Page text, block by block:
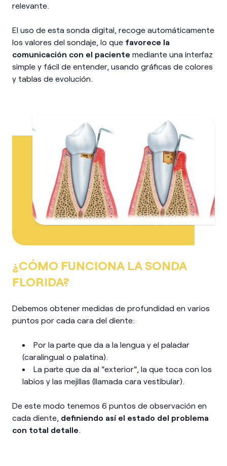
relevante.
El uso de esta sonda digital, recoge automáticamente
los valores del sondaje, lo que favorece la
comunicación con el paciente mediante una interfaz
simple y fácil de entender, usando gráficas de colores
y tablas de evolución.
¿CÓMO FUNCIONA LA SONDA
FLORIDA?
Debemos obtener medidas de profundidad en varios
puntos por cada cara del diente:
Por la parte que da a la lengua y el paladar
(caralingual o palatina).
La parte que da al "exterior", la que toca con los
labios y las mejillas (llamada cara vestibular).
De este modo tenemos 6 puntos de observación en
cada diente, definiendo así el estado del problema
con total detalle.